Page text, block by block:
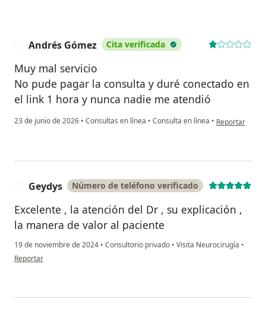
Andrés Gómez Cita verificada
Muy mal servicio
No pude pagar la consulta y duré conectado en
el link 1 hora y nunca nadie me atendió
23 de junio de 2026 • Consultas en línea • Consulta en línea • en opinión del
Reportar
Geydys Número de teléfono verificado
Excelente , la atención del Dr , su explicación ,
la manera de valor al paciente
19 de noviembre de 2024 • Consultorio privado • Visita Neurocirugía •
en opinión del usuario Geydys
Reportar